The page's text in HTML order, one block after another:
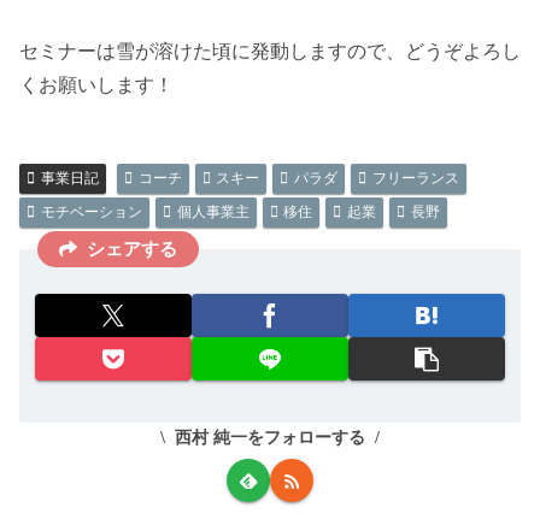
セミナーは雪が溶けた頃に発動しますので、どうぞよろし
くお願いします！
事業日記 コーチ スキー パラダ
フリーランス
モチベーション
個人事業主 移住 起業 長野
シェアする
西村 純一をフォローする